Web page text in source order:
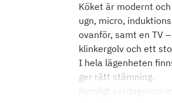
Köket är modernt
ugn, micro,
ovanför, samt en TV
klinkergolv och ett
I hela lägenheten
ger rätt stämning.
Rymligt vardagsrum